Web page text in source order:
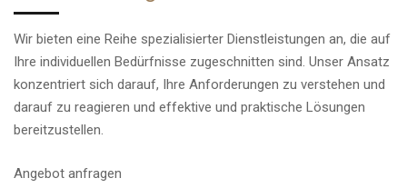
Wir bieten eine Reihe spezialisierter Dienstleistungen an, die auf
Ihre individuellen Bedürfnisse zugeschnitten sind. Unser Ansatz
konzentriert sich darauf, Ihre Anforderungen zu verstehen und
darauf zu reagieren und effektive und praktische Lösungen
bereitzustellen.
Angebot anfragen